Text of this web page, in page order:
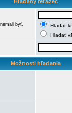
byť.
Hľadať
Hľadať
Možnosti hľadania